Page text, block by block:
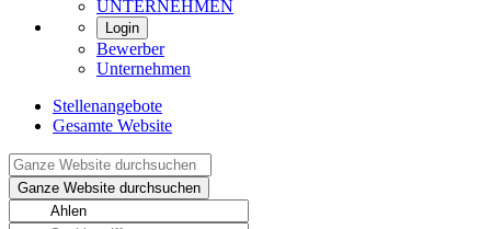
UNTERNEHMEN
Login
Bewerber
Unternehmen
Stellenangebote
Gesamte Website